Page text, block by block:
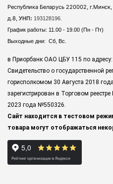
Республика Беларусь 220002,
д.8, УНП: 193128196.
График работы: 11.00 - 19.00 (Пн - Пт)
Выходные дни: Сб, Вс.
в Приорбанк ОАО ЦБУ 115 по адресу:
Свидетельство о государственной
горисполкомом 30 Августа 2018
зарегистрирован в Торговом
2023 года №550326.
Сайт находится в тестовом
товара могут отображаться